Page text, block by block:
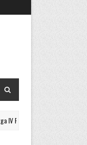
Penuh Dilantik, Ini Nama